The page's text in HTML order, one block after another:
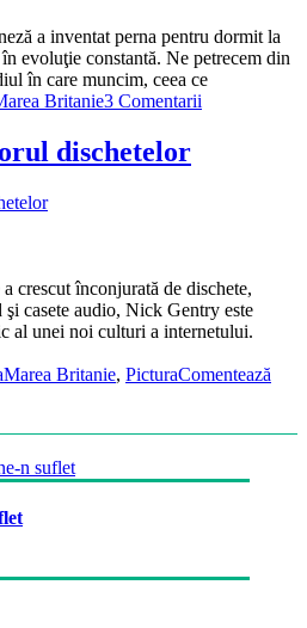
a inventat perna pentru dormit la
evoluţie constantă. Ne petrecem din
în care muncim, ceea ce
Britanie3 Comentarii
dischetelor
crescut înconjurată de dischete,
casete audio, Nick Gentry este
al unei noi culturi a internetului.
Marea Britanie, PicturaComentează